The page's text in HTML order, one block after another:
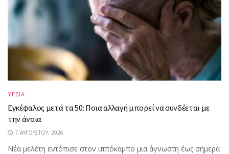
ΥΓΕΙΑ
Εγκέφαλος μετά τα 50: Ποια αλλαγή μπορεί να συνδέεται με
την άνοια
7 ΑΥΓΟΎΣΤΟΥ, 2026
Νέα μελέτη εντόπισε στον ιππόκαμπο μια άγνωστη έως σήμερα